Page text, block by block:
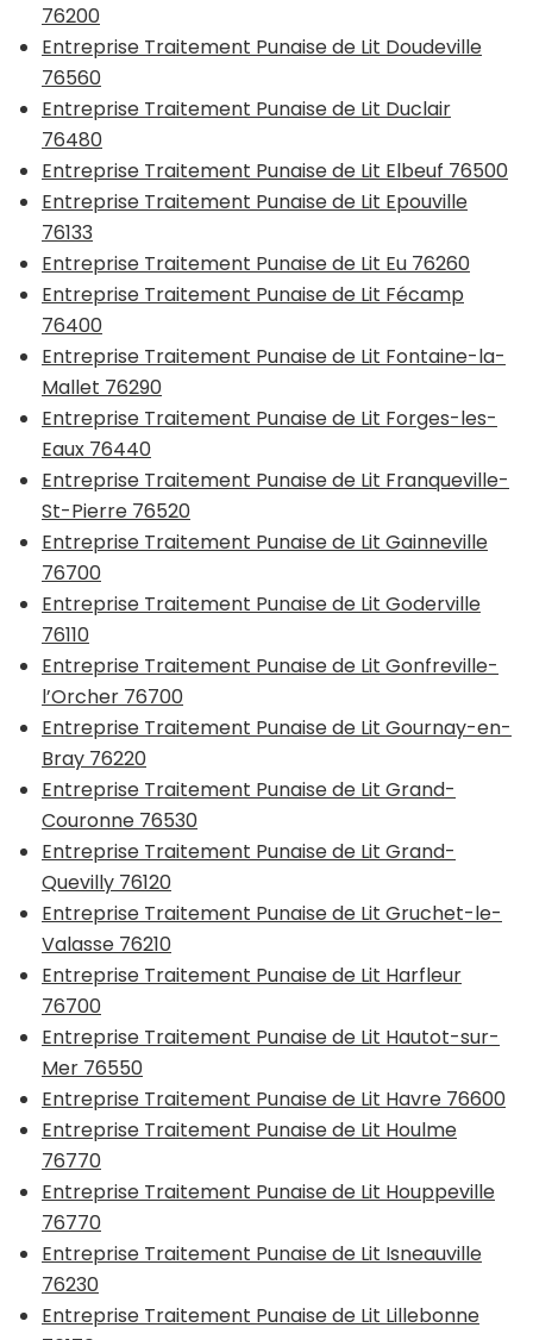
76200
Entreprise Traitement Punaise de Lit Doudeville
76560
Entreprise Traitement Punaise de Lit Duclair
76480
Entreprise Traitement Punaise de Lit Elbeuf 76500
Entreprise Traitement Punaise de Lit Epouville
76133
Entreprise Traitement Punaise de Lit Eu 76260
Entreprise Traitement Punaise de Lit Fécamp
76400
Entreprise Traitement Punaise de Lit Fontaine-la-
Mallet 76290
Entreprise Traitement Punaise de Lit Forges-les-
Eaux 76440
Entreprise Traitement Punaise de Lit Franqueville-
St-Pierre 76520
Entreprise Traitement Punaise de Lit Gainneville
76700
Entreprise Traitement Punaise de Lit Goderville
76110
Entreprise Traitement Punaise de Lit Gonfreville-
l’Orcher 76700
Entreprise Traitement Punaise de Lit Gournay-en-
Bray 76220
Entreprise Traitement Punaise de Lit Grand-
Couronne 76530
Entreprise Traitement Punaise de Lit Grand-
Quevilly 76120
Entreprise Traitement Punaise de Lit Gruchet-le-
Valasse 76210
Entreprise Traitement Punaise de Lit Harfleur
76700
Entreprise Traitement Punaise de Lit Hautot-sur-
Mer 76550
Entreprise Traitement Punaise de Lit Havre 76600
Entreprise Traitement Punaise de Lit Houlme
76770
Entreprise Traitement Punaise de Lit Houppeville
76770
Entreprise Traitement Punaise de Lit Isneauville
76230
Entreprise Traitement Punaise de Lit Lillebonne